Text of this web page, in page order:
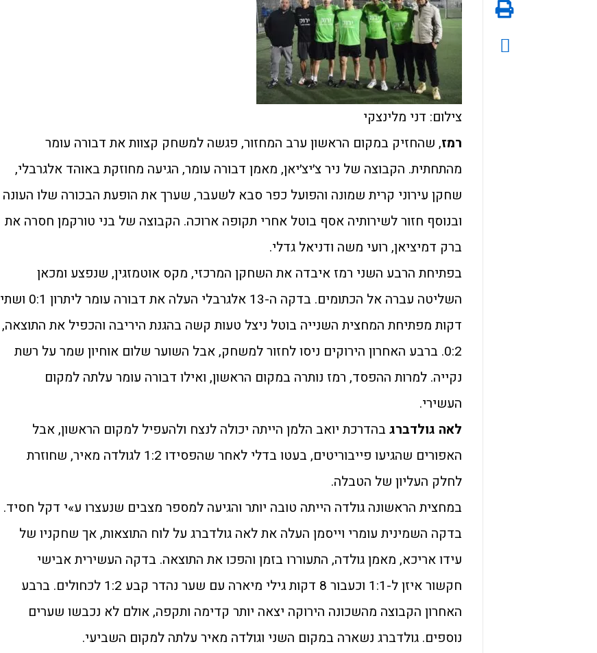
צילום: דני מלינצקי
רמז, שהחזיק במקום הראשון ערב המחזור, פגשה למשחק קצוות את דבורה עומר
מהתחתית. הקבוצה של ניר צ׳יצ׳יאן, מאמן דבורה עומר, הגיעה מחוזקת באוהד אלגרבלי,
שחקן עירוני קרית שמונה והפועל כפר סבא לשעבר, שערך את הופעת הבכורה שלו העונה
ובנוסף חזור לשירותיה אסף בוטל אחרי תקופה ארוכה. הקבוצה של בני טורקמן חסרה את
ברק דמיציאן, רועי משה ודניאל גדלי.
בפתיחת הרבע השני רמז איבדה את השחקן המרכזי, מקס אוטמזגין, שנפצע ומכאן
השליטה עברה אל הכתומים. בדקה ה-13 אלגרבלי העלה את דבורה עומר ליתרון 0:1 ושתי
דקות מפתיחת המחצית השנייה בוטל ניצל טעות קשה בהגנת היריבה והכפיל את התוצאה,
0:2. ברבע האחרון הירוקים ניסו לחזור למשחק, אבל השוער שלום אוחיון שמר על רשת
נקייה. למרות ההפסד, רמז נותרה במקום הראשון, ואילו דבורה עומר עלתה למקום
העשירי.
לאה גולדברג בהדרכת יואב הלמן הייתה יכולה לנצח ולהעפיל למקום הראשון, אבל
האפורים שהגיעו פייבוריטים, בעטו בדלי לאחר שהפסידו 1:2 לגולדה מאיר, שחוזרת
לחלק העליון של הטבלה.
במחצית הראשונה גולדה הייתה טובה יותר והגיעה למספר מצבים שנעצרו ע»י דקל חסיד.
בדקה השמינית עומרי וייסמן העלה את לאה גולדברג על לוח התוצאות, אך שחקניו של
עידו אריכא, מאמן גולדה, התעוררו בזמן והפכו את התוצאה. בדקה העשירית אבישי
חקשור איזן ל-1:1 וכעבור 8 דקות גילי מיארה עם שער נהדר קבע 1:2 לכחולים. ברבע
האחרון הקבוצה מהשכונה הירוקה יצאה יותר קדימה ותקפה, אולם לא נכבשו שערים
נוספים. גולדברג נשארה במקום השני וגולדה מאיר עלתה למקום השביעי.